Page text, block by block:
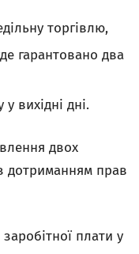
торгівлю,
гарантовано два
вихідні дні.
двох
дотриманням прав
плати у